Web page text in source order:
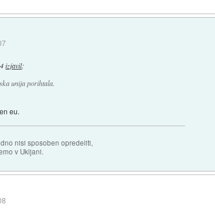
izjavil:
unija porihtala.
eu.
nisi sposoben opredeliti,
v Ukljani.